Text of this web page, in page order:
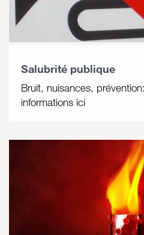
Salubrité publique
Bruit, nuisances,
informations ici